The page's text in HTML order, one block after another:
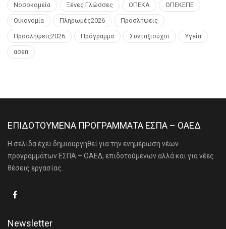
Νοσοκομεία Ξένες Γλώσσες ΟΠΕΚΑ ΟΠΕΚΕΠΕ
Οικονομία Πληρωμές2026 Προσλήψεις
Προσλήψεις2026 Πρόγραμμα Συνταξιούχοι Υγεία
ασεπ
ΕΠΙΔΟΤΟΥΜΕΝΑ ΠΡΟΓΡΑΜΜΑΤΑ ΕΣΠΑ – ΟΑΕΔ
Η σελίδα έχει δημιουργηθεί για την ενημέρωση νέων
προγραμμάτων ΕΣΠΑ – ΟΑΕΔ, επιδοτούμενων αλλά και για νέες
θέσεις εργασίας.
Newsletter